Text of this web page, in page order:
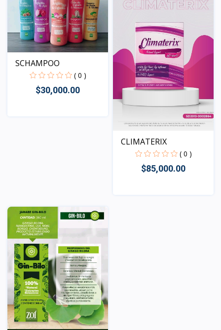
SCHAMPOO
( 0 )
$30,000.00
CLIMATERIX
( 0 )
$85,000.00